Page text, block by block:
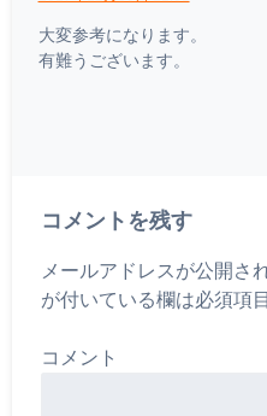
大変参考になります。
有難うございます。
コメントを残す
メールアドレスが公開さ
が付いている欄は必須項
コメント